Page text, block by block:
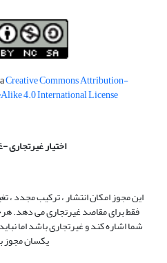
Creative Commons Attribution-
4.0 International License
اختیار غیرتجاری
این مجوز امکان انتشار ، ترکیب مجدد ،
فقط برای مقاصد غیرتجاری می دهد.
شما اشاره کند و غیرتجاری باشد اما
یکسان مجوز